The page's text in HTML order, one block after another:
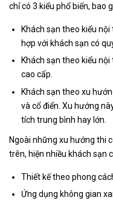
chỉ có 3 kiểu phổ biến, bao
Khách sạn theo kiểu
hợp với khách sạn có
Khách sạn theo kiểu
cao cấp.
Khách sạn theo xu
và cổ điển. Xu hướng
tích trung bình hay lớn.
Ngoài những xu hướng thi
trên, hiện nhiều khách sạn
Thiết kế theo phong
Ứng dụng không gian